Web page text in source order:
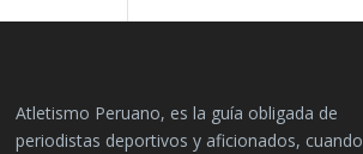
Atletismo Peruano, es la guía obligada de
periodistas deportivos y aficionados, cuando